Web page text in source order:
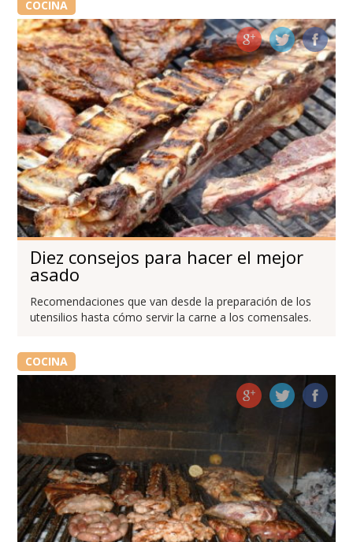
COCINA
Diez consejos para hacer el mejor
asado
Recomendaciones que van desde la preparación de los
utensilios hasta cómo servir la carne a los comensales.
COCINA